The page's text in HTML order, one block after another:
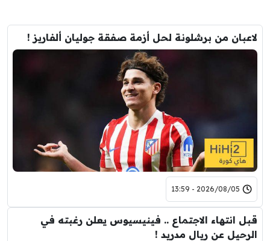
لاعبان من برشلونة لحل أزمة صفقة جوليان ألفاريز !
2026/08/05 - 13:59
قبل انتهاء الاجتماع .. فينيسيوس يعلن رغبته في
الرحيل عن ريال مدريد !